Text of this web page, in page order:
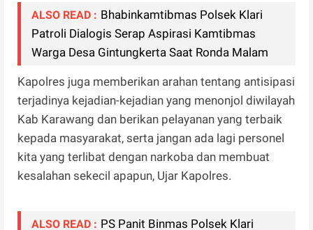
ALSO READ : Bhabinkamtibmas Polsek Klari
Patroli Dialogis Serap Aspirasi Kamtibmas
Warga Desa Gintungkerta Saat Ronda Malam
Kapolres juga memberikan arahan tentang antisipasi
terjadinya kejadian-kejadian yang menonjol diwilayah
Kab Karawang dan berikan pelayanan yang terbaik
kepada masyarakat, serta jangan ada lagi personel
kita yang terlibat dengan narkoba dan membuat
kesalahan sekecil apapun, Ujar Kapolres.
ALSO READ : PS Panit Binmas Polsek Klari